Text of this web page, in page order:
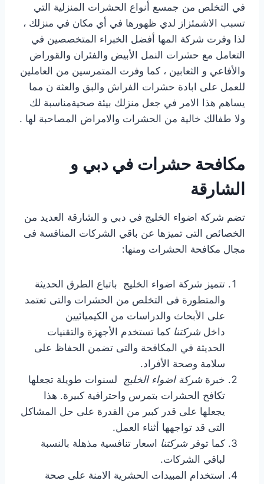
في التخلص من جمسع أنواع الحشرات المنزلية التي
تسبب الاشمئزاز لدي ظهورها في أي مكان في منزلك ،
لذا وفرت شركة المها أفضل الخبراء المتخصصين في
التعامل مع حشرات النمل الأبيض والفئران والقوراض
والأفاعي و الثعابين ، كما وفرت المتمرسين من العاملين
للعمل على ابادة حشرات الفراش والبق والعثة ن مما
يساهم هذا الامر في جعل منزلك بيئة صحيةمناسبة لك
ولا طفالك خالية من الحشرات والامراض المصاحبة لها .
مكافحة حشرات في دبي و
الشارقة
تضم شركة اضواء الخليج في دبي و الشارقة العديد من
الخصائص التى تميزها عن باقي الشركات المنافسة فى
مجال مكافحة الحشرات ومنها:
تتميز شركة اضواء الخليج باتباع الطرق الحديثة
والمتطورة فى التخلص من الحشرات والتى تعتمد
على الأبحاث والدراسات من الكيميائيين
داخلشركتنا كما تستخدم الأجهزة والتقنيات
الحديثة في المكافحة والتى تضمن الحفاظ على
سلامة وصحة الأفراد.
خبرةشركة اضواء الخليج لسنوات طويلة تجعلها
تكافح الحشرات بتمرس واحترافية كبيرة. هذا
يجعلها على قدر كبير من القدرة على حل المشاكل
التى قد تواجهها أثناء العمل.
كما توفرشركتنا اسعار تنافسية مذهلة بالنسبة
لباقي الشركات.
استخدام المبيدات الحشرية الامنة على صحة